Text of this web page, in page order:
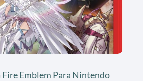
Fire Emblem Para Nintendo